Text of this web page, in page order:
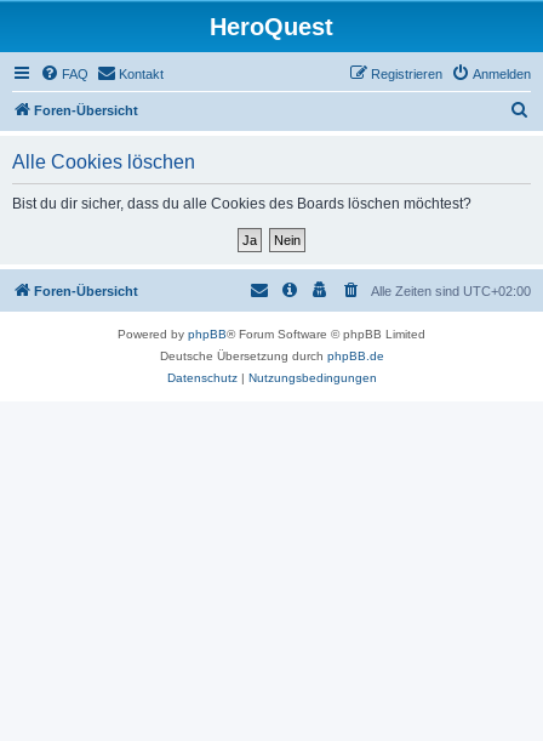
HeroQuest
FAQ Kontakt Anmelden
Registrieren
Foren-Übersicht
Alle Cookies löschen
Bist du dir sicher, dass du alle Cookies des Boards löschen möchtest?
Foren-Übersicht Alle Zeiten sind UTC+02:00
Powered by phpBB® Forum Software © phpBB Limited
Deutsche Übersetzung durch phpBB.de
Datenschutz| Nutzungsbedingungen